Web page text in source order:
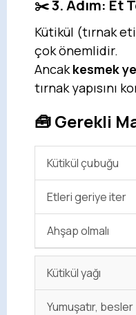
✂️ 3. Adım: Et
Kütikül (tırnak
çok önemlidir.
Ancakkesmek
tırnak yapısını
🧰 Gerekli
Kütikül çubuğu
Etleri geriye iter
Ahşap olmalı
Kütikül yağı
Yumuşatır, besler